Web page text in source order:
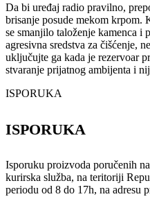
Da bi uređaj radio pravilno,
brisanje posude mekom krpom.
se smanjilo taloženje kamenca i
agresivna sredstva za čišćenje,
uključujte ga kada je rezervoar
stvaranje prijatnog ambijenta i
ISPORUKA
ISPORUKA
Isporuku proizvoda poručenih
kurirska služba, na teritoriji
periodu od 8 do 17h, na adresu